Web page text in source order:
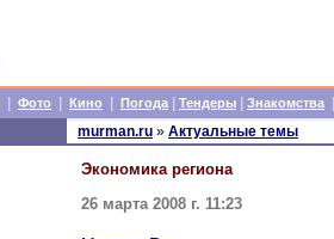
Фото Кино Погода Тендеры Знакомства
murman.ru » Актуальные темы
Экономика региона
26 марта 2008 г. 11:23